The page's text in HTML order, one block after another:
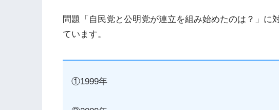
問題「自民党と公明党が連立を組み始めたのは？」に
ています。
①1999年